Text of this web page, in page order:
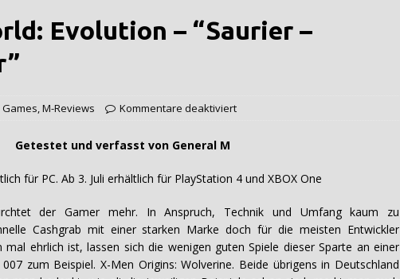
Evolution – “Saurier –
Games,M-Reviews Kommentare deaktiviert
von General M
Ab 3. Juli erhältlich für PlayStation 4 und XBOX One
der Gamer mehr. In Anspruch, Technik und Umfang kaum zu
Cashgrab mit einer starken Marke doch für die meisten Entwickler
mal ehrlich ist, lassen sich die wenigen guten Spiele dieser Sparte an einer
zum Beispiel. X-Men Origins: Wolverine. Beide übrigens in Deutschland